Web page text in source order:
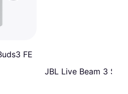
FE
JBL Live Beam 3